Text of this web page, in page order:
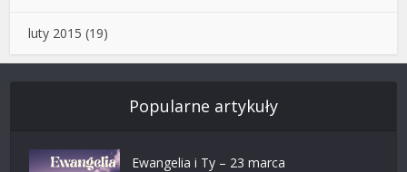
luty 2015 (19)
Popularne artykuły
Ewangelia i Ty – 23 marca